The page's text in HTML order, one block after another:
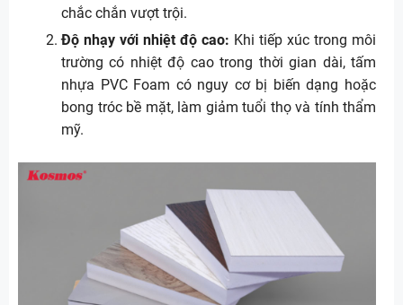
chắc chắn vượt trội.
Độ nhạy với nhiệt độ cao: Khi tiếp xúc trong môi
trường có nhiệt độ cao trong thời gian dài, tấm
nhựa PVC Foam có nguy cơ bị biến dạng hoặc
bong tróc bề mặt, làm giảm tuổi thọ và tính thẩm
mỹ.